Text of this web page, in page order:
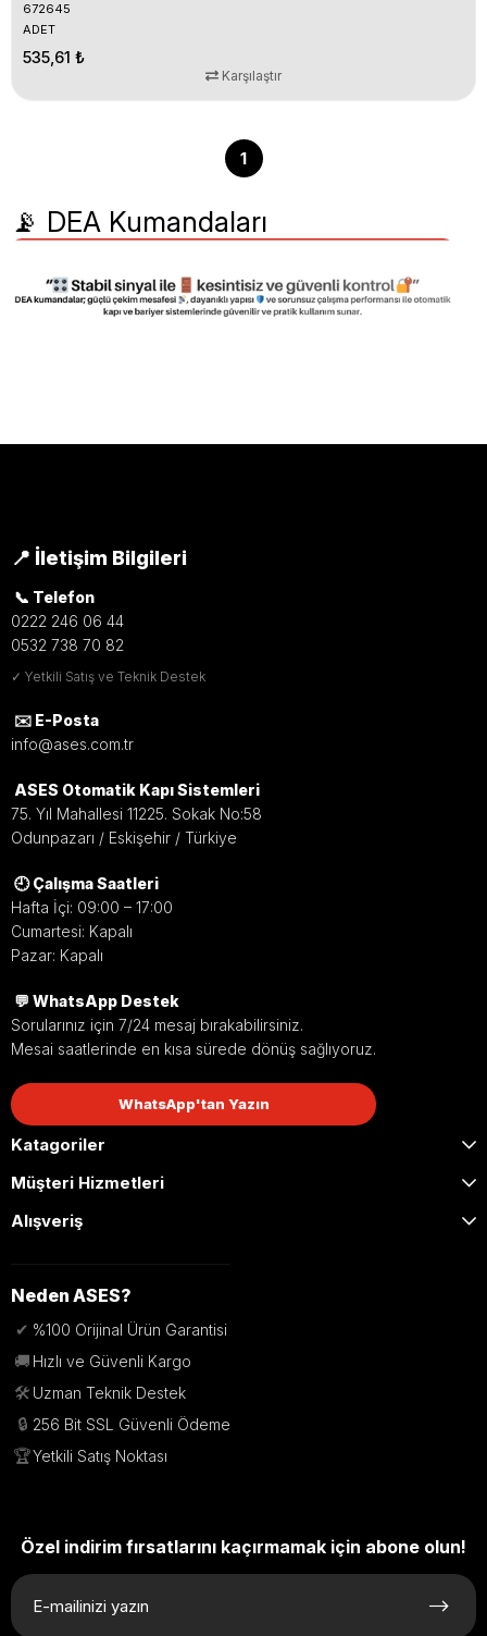
672645
ADET
535,61 ₺
Karşılaştır
1
📡 DEA Kumandaları
Alın
belirlemek ve sisteminize uygun ürünü seçmek için
bizimle hemen iletişime geçin.
WhatsApp'tan Bilgi Al
DEA Uyumlu Sistemler
uyumlu çalışma sağlar.
Gelişmiş şifreleme teknolojisi ile kopyalanmaya karşı
yüksek güvenlik sunar.
Stabil Sinyal Performansı
Güçlü RF sinyali ile güvenilir ve kesintisiz kullanım
DEA kumandaları, otomatik kapı, bariyer ve garaj
sistemlerini uzaktan kontrol etmek için geliştirilen güvenli
ve profesyonel kumanda çözümleridir. DEA sistemleri,
güçlü sinyal yapısı ve gelişmiş kodlama teknolojisi
📍 İletişim Bilgileri
📞 Telefon
0222 246 06 44
0532 738 70 82
✓ Yetkili Satış ve Teknik Destek
✉️ E-Posta
info@ases.com.tr
ASES Otomatik Kapı Sistemleri
75. Yıl Mahallesi 11225. Sokak No:58
Odunpazarı / Eskişehir / Türkiye
🕘 Çalışma Saatleri
Hafta İçi: 09:00 – 17:00
Cumartesi: Kapalı
Pazar: Kapalı
💬 WhatsApp Destek
Sorularınız için 7/24 mesaj bırakabilirsiniz.
Mesai saatlerinde en kısa sürede dönüş sağlıyoruz.
WhatsApp'tan Yazın
Katagoriler
Müşteri Hizmetleri
Alışveriş
Neden ASES?
✔ %100 Orijinal Ürün Garantisi
🚚 Hızlı ve Güvenli Kargo
🛠️ Uzman Teknik Destek
🔒 256 Bit SSL Güvenli Ödeme
🏆Yetkili Satış Noktası
Özel indirim fırsatlarını kaçırmamak için abone olun!